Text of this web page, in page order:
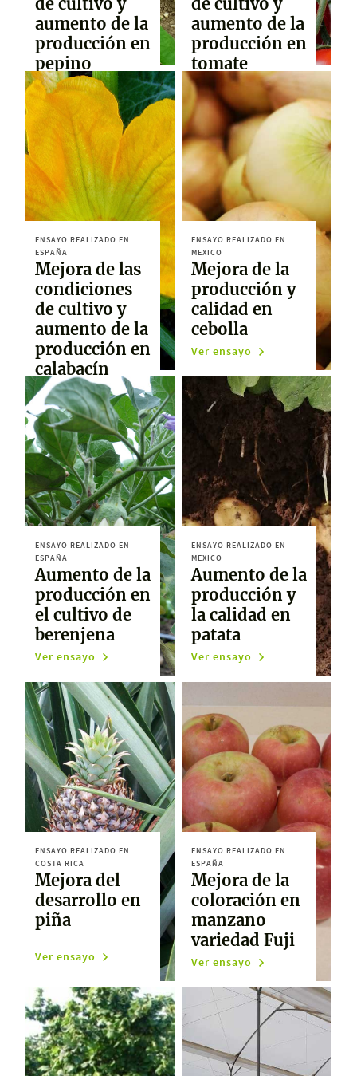
aumento de la
producción en
pepino
Ver ensayo
aumento de la
producción en
tomate
Ver ensayo
ENSAYO REALIZADO EN
ESPAÑA
Mejora de las
condiciones
de cultivo y
aumento de la
producción en
calabacín
Ver ensayo
ENSAYO REALIZADO EN
MEXICO
Mejora de la
producción y
calidad en
cebolla
Ver ensayo
ENSAYO REALIZADO EN
ESPAÑA
Aumento de la
producción en
el cultivo de
berenjena
Ver ensayo
ENSAYO REALIZADO EN
MEXICO
Aumento de la
producción y
la calidad en
patata
Ver ensayo
ENSAYO REALIZADO EN
COSTA RICA
Mejora del
desarrollo en
piña
Ver ensayo
ENSAYO REALIZADO EN
ESPAÑA
Mejora de la
coloración en
manzano
variedad Fuji
Ver ensayo